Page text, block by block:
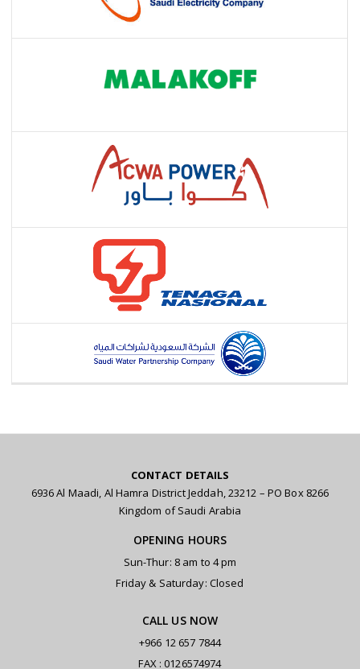
CONTACT DETAILS
6936 Al Maadi, Al Hamra District Jeddah, 23212 – PO Box 8266
Kingdom of Saudi Arabia
OPENING HOURS
Sun-Thur: 8 am to 4 pm
Friday & Saturday: Closed
CALL US NOW
+966 12 657 7844
FAX : 0126574974